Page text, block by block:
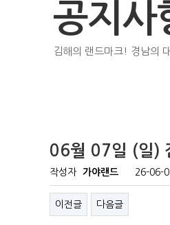
공지사
김해의 랜드마크! 경남의
06월 07일 (일)
작성자 가야랜드 26-06-
이전글 다음글